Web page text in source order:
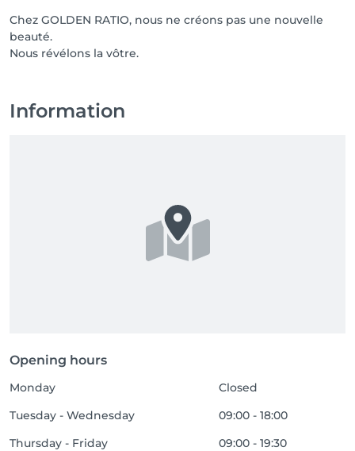
Chez GOLDEN RATIO, nous ne créons pas une nouvelle
beauté.
Information
Opening hours
Monday
Closed
Tuesday - Wednesday
09:00 - 18:00
Thursday - Friday
09:00 - 19:30